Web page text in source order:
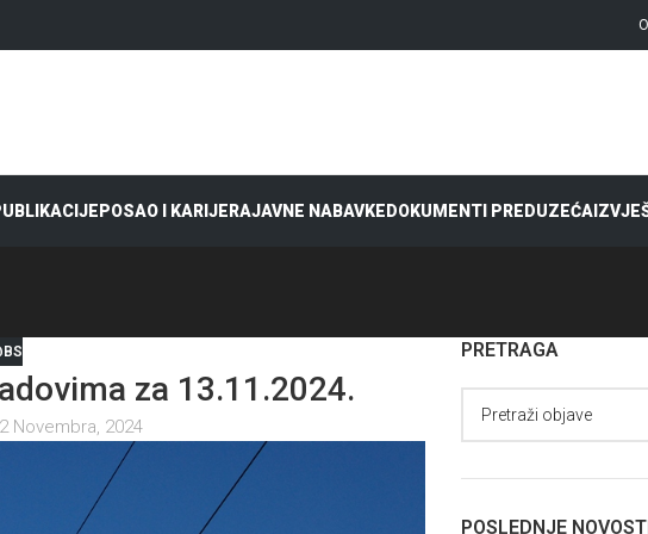
POSAO I KARIJERAJAVNE NABAVKEDOKUMENTI PREDUZEĆA
za 13.11.2024.
Novembra, 2024
PRETRAGA
POSLEDNJE